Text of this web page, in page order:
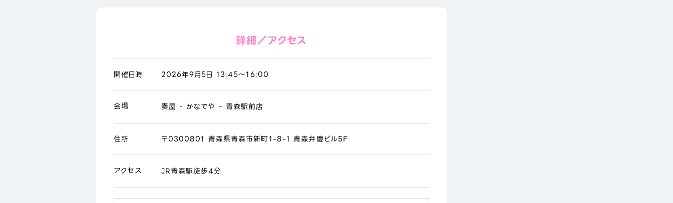
詳細／アクセス
開催日時 2026年9月5日 13:45～16:00
会場 奏屋 - かなでや - 青森駅前店
住所 〒0300801 青森県青森市新町1-8-1 青森弁慶ビル5F
アクセス JR青森駅徒歩4分